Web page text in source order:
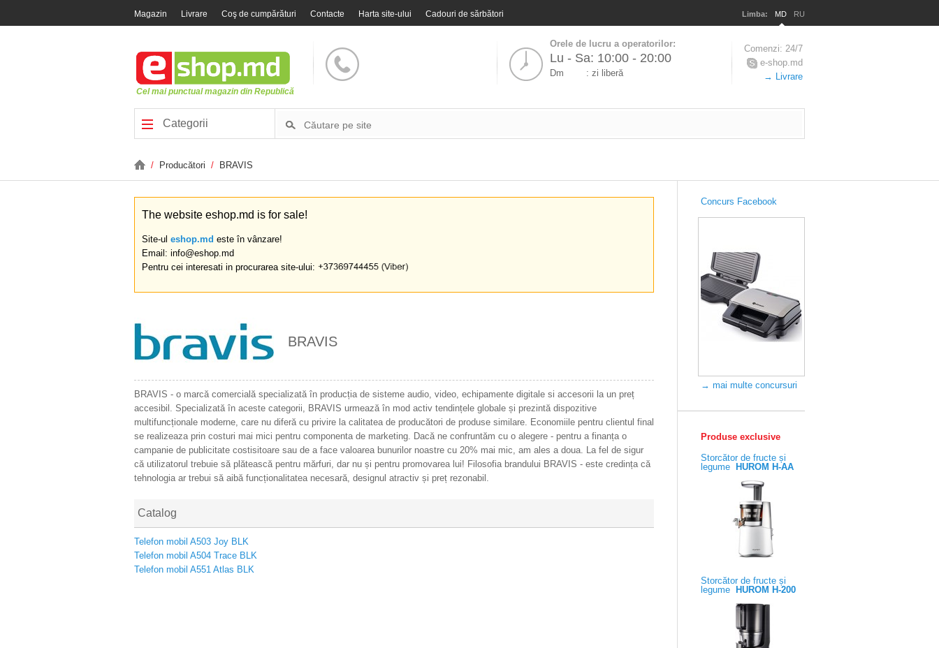
Magazin Livrare Coş de cumpărături Contacte Harta site-ului Cadouri de sărbători Limba: MD RU
Cel mai punctual magazin din Republică
Orele de lucru a operatorilor:
Lu - Sa: 10:00 - 20:00
Dm : zi liberă
Comenzi: 24/7
e-shop.md
→ Livrare
Categorii
/ Producători / BRAVIS
The website eshop.md is for sale!
Site-ul eshop.md este în vânzare!
Email: info@eshop.md
Pentru cei interesati in procurarea site-ului:
BRAVIS
BRAVIS - o marcă comercială specializată în producția de sisteme audio, video, echipamente digitale si accesorii la un preț
accesibil. Specializată în aceste categorii, BRAVIS urmează în mod activ tendințele globale și prezintă dispozitive
multifuncționale moderne, care nu diferă cu privire la calitatea de producători de produse similare. Economiile pentru clientul final
se realizeaza prin costuri mai mici pentru componenta de marketing. Dacă ne confruntăm cu o alegere - pentru a finanța o
campanie de publicitate costisitoare sau de a face valoarea bunurilor noastre cu 20% mai mic, am ales a doua. La fel de sigur
că utilizatorul trebuie să plătească pentru mărfuri, dar nu și pentru promovarea lui! Filosofia brandului BRAVIS - este credința că
tehnologia ar trebui să aibă funcționalitatea necesară, designul atractiv și preț rezonabil.
Catalog
Telefon mobil A503 Joy BLK
Telefon mobil A504 Trace BLK
Telefon mobil A551 Atlas BLK
Concurs Facebook
→ mai multe concursuri
Produse exclusive
Storcător de fructe și
legume
HUROM H-AA
Storcător de fructe și
legume
HUROM H-200